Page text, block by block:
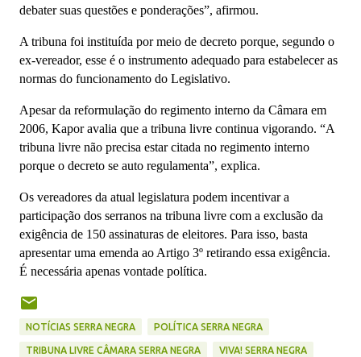
debater suas questões e ponderações”, afirmou.
A tribuna foi instituída por meio de decreto porque, segundo o
ex-vereador, esse é o instrumento adequado para estabelecer as
normas do funcionamento do Legislativo.
Apesar da reformulação do regimento interno da Câmara em
2006, Kapor avalia que a tribuna livre continua vigorando. “A
tribuna livre não precisa estar citada no regimento interno
porque o decreto se auto regulamenta”, explica.
Os vereadores da atual legislatura podem incentivar a
participação dos serranos na tribuna livre com a exclusão da
exigência de 150 assinaturas de eleitores. Para isso, basta
apresentar uma emenda ao Artigo 3º retirando essa exigência.
É necessária apenas vontade política.
NOTÍCIAS SERRA NEGRA POLÍTICA SERRA NEGRA
TRIBUNA LIVRE CÂMARA SERRA NEGRA VIVA! SERRA NEGRA